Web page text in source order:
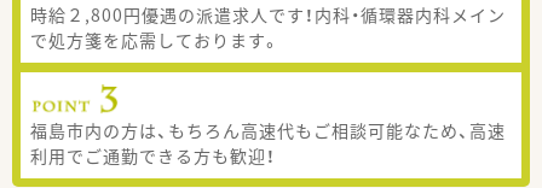
時給２,800円優遇の派遣求人です！内科・循環器内科メイン
で処方箋を応需しております。
福島市内の方は、もちろん高速代もご相談可能なため、高速
利用でご通勤できる方も歓迎！